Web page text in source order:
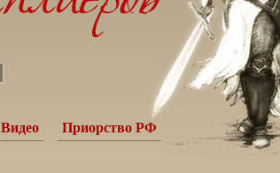
Видео Приорство РФ